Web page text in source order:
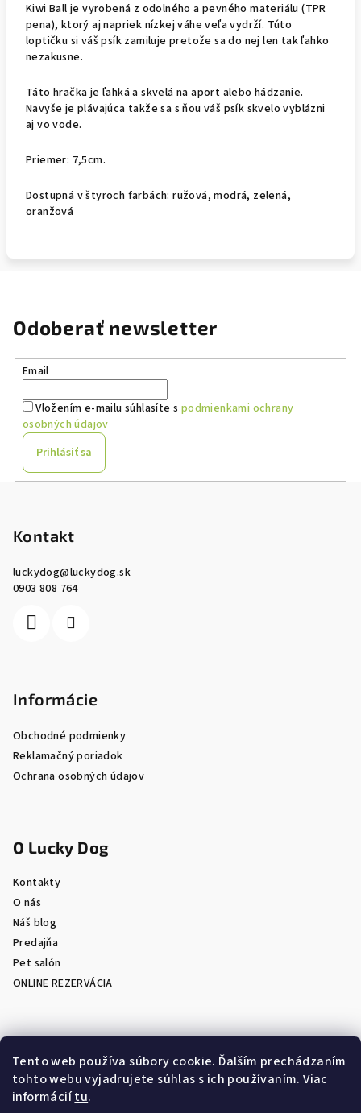
Tento web používa súbory cookie. Ďalším prechádzaním
tohto webu vyjadrujete súhlas s ich používaním. Viac
informáciítu.
Kiwi Ball je vyrobená z odolného a pevného materiálu (TPR
pena), ktorý aj napriek nízkej váhe veľa vydrží. Túto
loptičku si váš psík zamiluje pretože sa do nej len tak ľahko
nezakusne.
Táto hračka je ľahká a skvelá na aport alebo hádzanie.
Navyše je plávajúca takže sa s ňou váš psík skvelo vyblázni
aj vo vode.
Priemer: 7,5cm.
Dostupná v štyroch farbách: ružová, modrá, zelená,
oranžová
Odoberať newsletter
Email
Vložením e-mailu súhlasíte s podmienkami ochrany
osobných údajov
Prihlásiť sa
Kontakt
luckydog@luckydog.sk
0903 808 764
Informácie
Obchodné podmienky
Reklamačný poriadok
Ochrana osobných údajov
O Lucky Dog
Kontakty
O nás
Náš blog
Predajňa
Pet salón
ONLINE REZERVÁCIA
Prijímame online platby